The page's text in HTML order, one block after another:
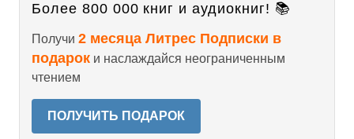
Более 800 000 книг и аудиокниг! 📚
Получи 2 месяца Литрес Подписки в
подарок и наслаждайся неограниченным
чтением
ПОЛУЧИТЬ ПОДАРОК